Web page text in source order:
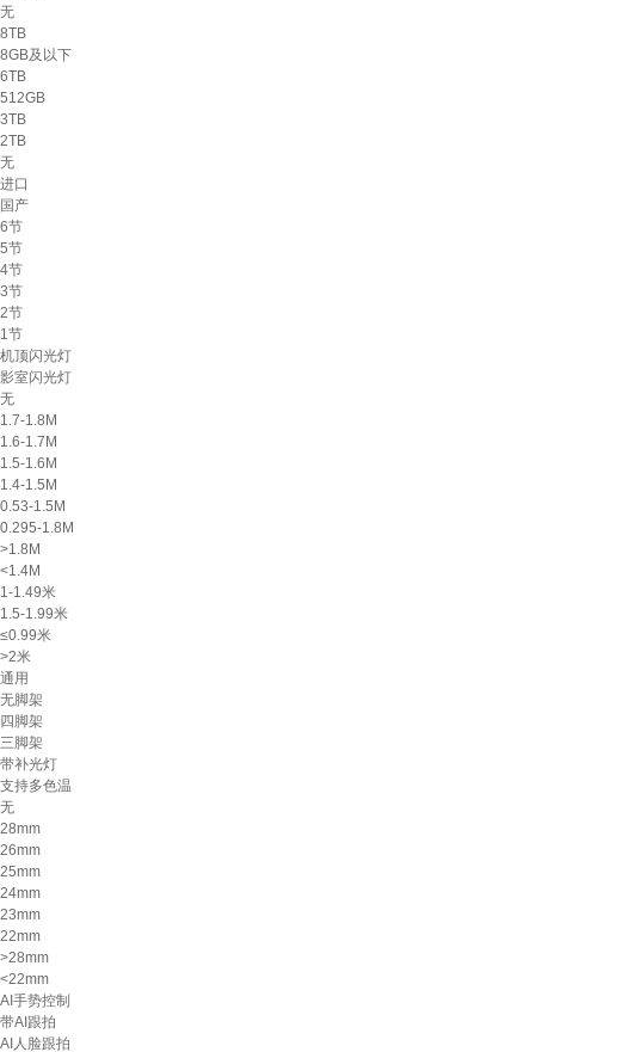
无
8TB
8GB及以下
6TB
512GB
3TB
2TB
无
进口
国产
6节
5节
4节
3节
2节
1节
机顶闪光灯
影室闪光灯
无
1.7-1.8M
1.6-1.7M
1.5-1.6M
1.4-1.5M
0.53-1.5M
0.295-1.8M
>1.8M
<1.4M
1-1.49米
1.5-1.99米
≤0.99米
>2米
通用
无脚架
四脚架
三脚架
带补光灯
支持多色温
无
28mm
26mm
25mm
24mm
23mm
22mm
>28mm
<22mm
AI手势控制
带AI跟拍
AI人脸跟拍